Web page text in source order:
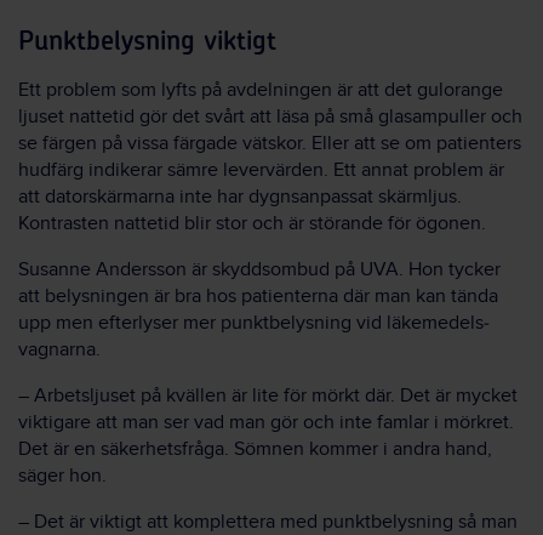
Punkt­belysning viktigt
Ett problem som lyfts på avdelningen är att det gul­orange
ljuset natte­tid gör det svårt att läsa på små glas­ampuller och
se färgen på vissa färgade vätskor. Eller att se om patienters
hud­färg indikerar sämre lever­värden. Ett annat problem är
att dator­skärmarna inte har dygns­anpassat skärm­ljus.
Kontrasten natte­tid blir stor och är störande för ögonen.
Susanne Andersson är skydds­ombud på UVA. Hon tycker
att belysningen är bra hos patienterna där man kan tända
upp men efter­lyser mer punkt­belysning vid läkemedels­
vagnarna.
– Arbets­ljuset på kvällen är lite för mörkt där. Det är mycket
viktigare att man ser vad man gör och inte famlar i mörkret.
Det är en säkerhets­fråga. Sömnen kommer i andra hand,
säger hon.
– Det är viktigt att komplettera med punkt­belysning så man